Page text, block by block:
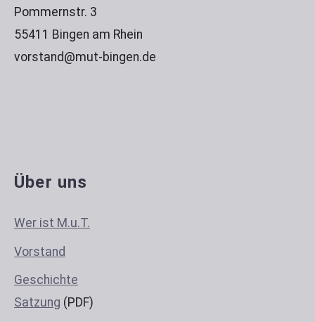
Pommernstr. 3
55411 Bingen am Rhein
vorstand@mut-bingen.de
Über uns
Wer ist M.u.T.
Vorstand
Geschichte
Satzung (PDF)